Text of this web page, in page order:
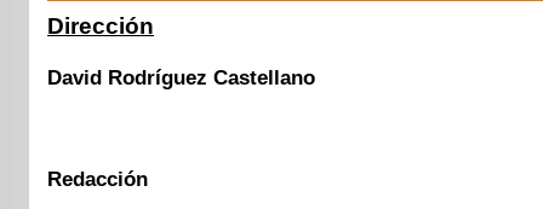
Dirección
David Rodríguez Castellano
Redacción